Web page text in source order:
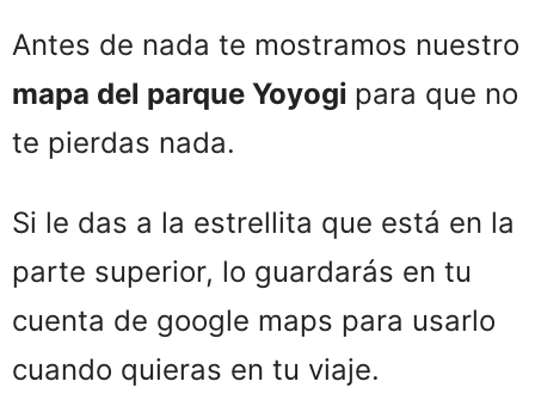
Antes de nada te mostramos nuestro
mapa del parque Yoyogi para que no
te pierdas nada.
Si le das a la estrellita que está en la
parte superior, lo guardarás en tu
cuenta de google maps para usarlo
cuando quieras en tu viaje.